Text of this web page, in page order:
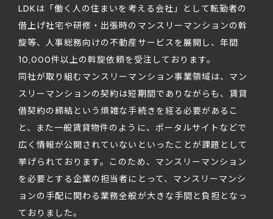
LDKは「働く人の住まいを考える会社」として転勤者の
借上げ社宅や研修・出張時のマンスリーマンションの斡
旋等、人事総務向けの不動産サービスを展開し、年間
10,000件以上の斡旋依頼を受注しております。
同社が取り組むマンスリーマンション事業領域は、マン
スリーマンションの契約は短期間でありながらも、賃貸
借契約の締結という煩雑な手続きを経る必要があるこ
と、また一般賃貸物件のように、ポータルサイトなどで
広く情報が公開されていないといったことが課題として
挙げられております。このため、マンスリーマンション
を必要とする企業の担当者にとって、マンスリーマンシ
ョンの手配に関わる業務全般が大きな手間と負担となっ
ておりました。